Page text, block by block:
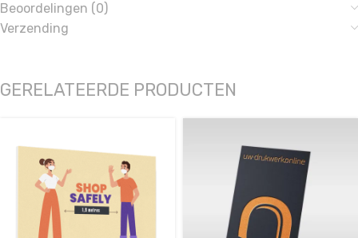
Beoordelingen (0)
Verzending
GERELATEERDE PRODUCTEN